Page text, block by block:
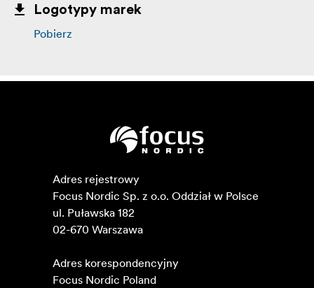
Logotypy marek
Pobierz
Adres rejestrowy
Focus Nordic Sp. z o.o. Oddział w Polsce
ul. Puławska 182
02-670 Warszawa
Adres korespondencyjny
Focus Nordic Poland